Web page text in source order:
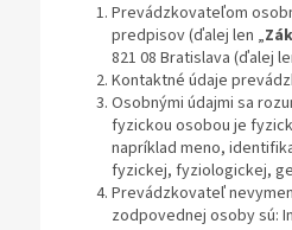
Prevádzkovateľom
predpisov (ďalej len „
821 08 Bratislava (ďalej
Kontaktné údaje
Osobnými údajmi sa
fyzickou osobou je
napríklad meno,
fyzickej, fyziologickej,
Prevádzkovateľ
zodpovednej osoby sú: